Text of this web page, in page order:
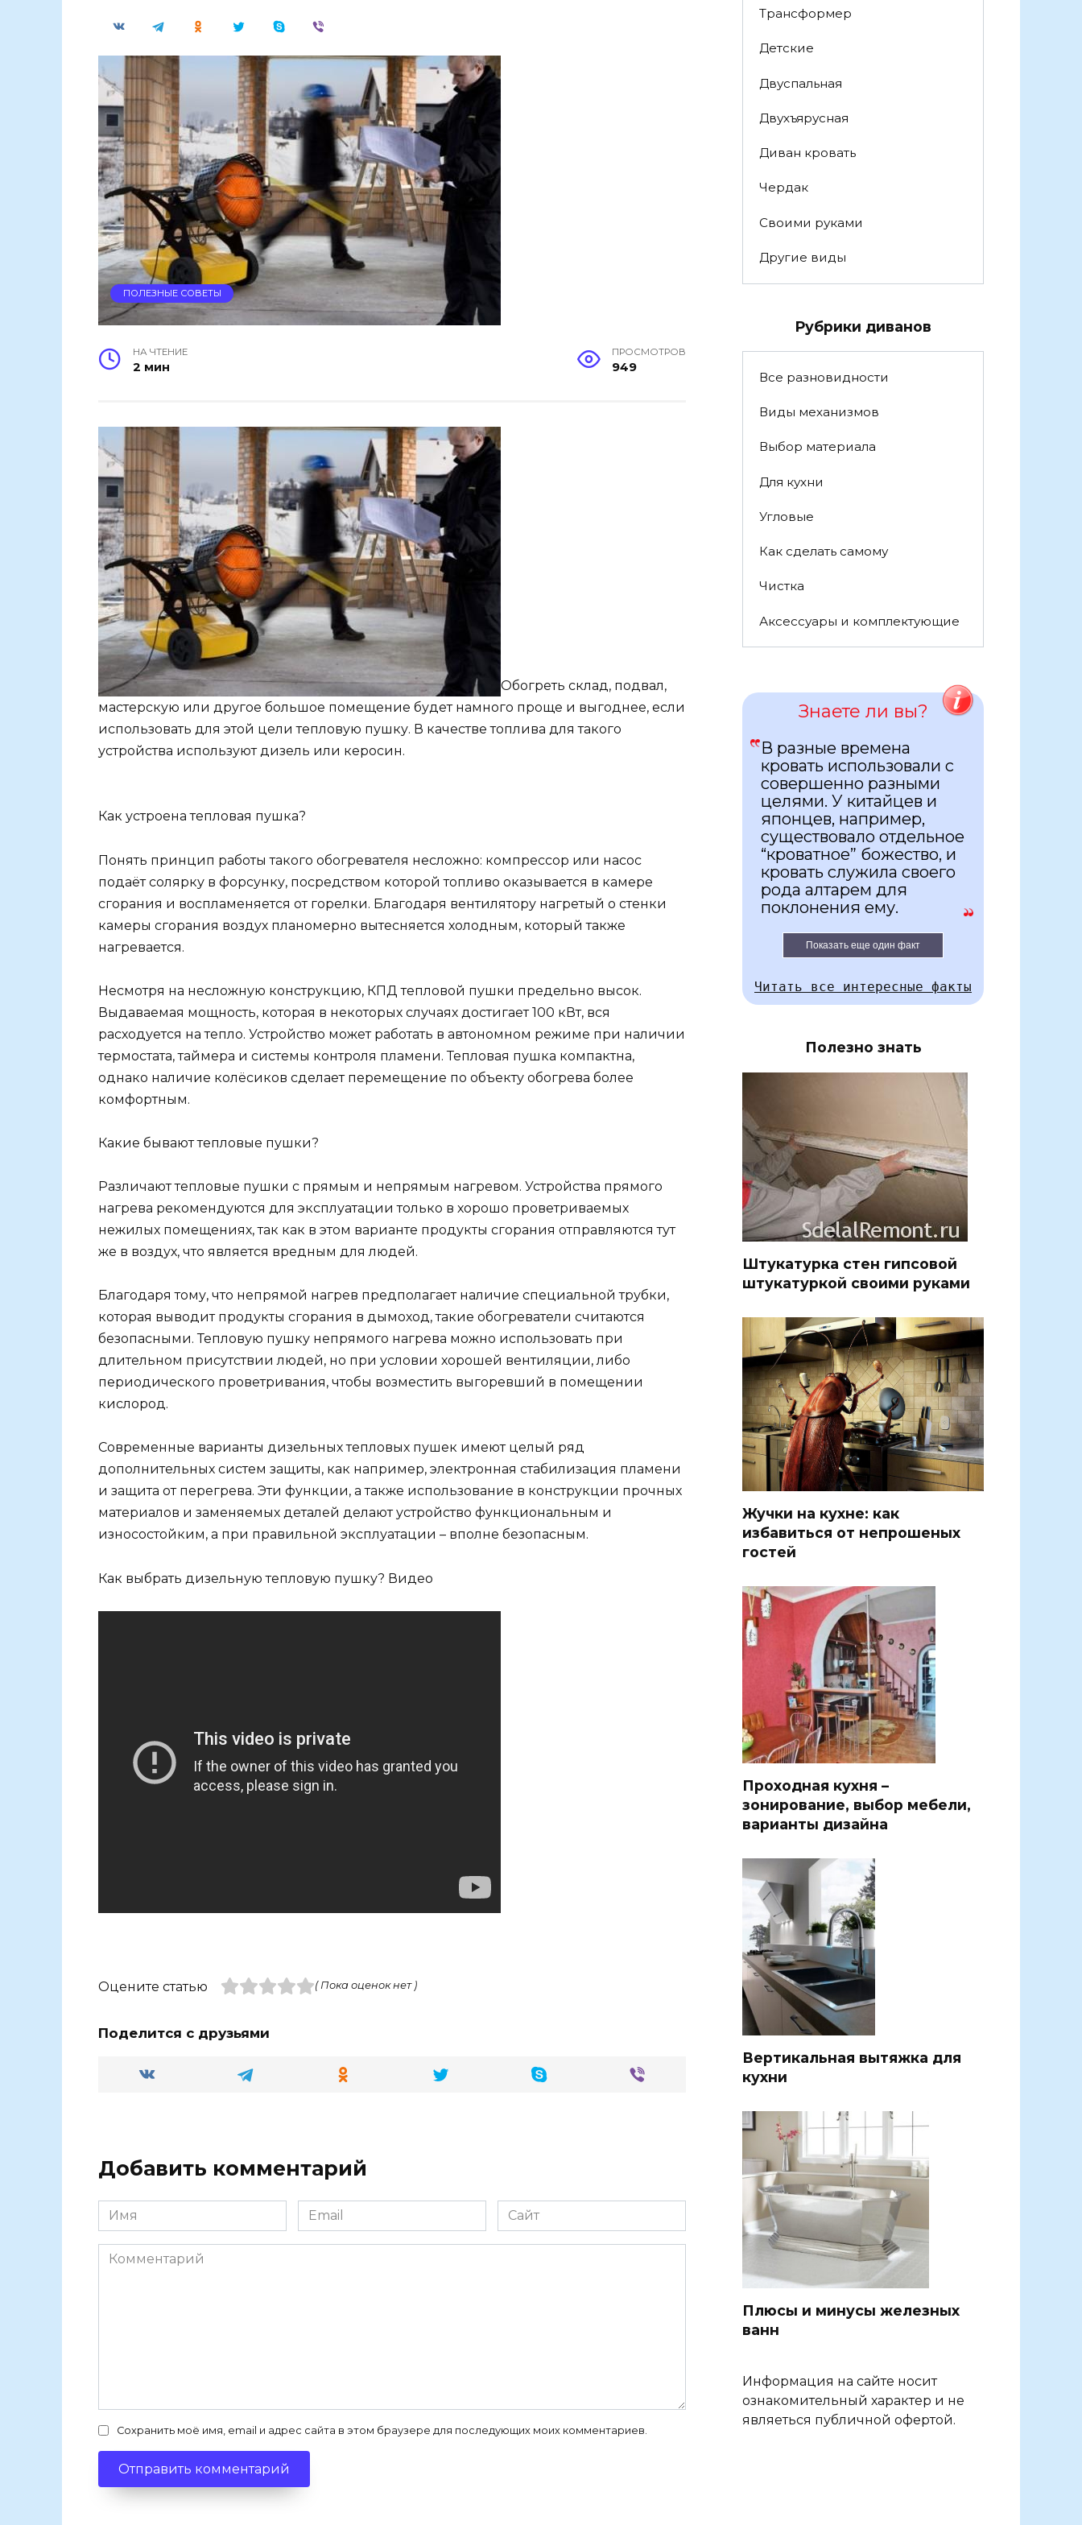
ПОЛЕЗНЫЕ СОВЕТЫ
НА ЧТЕНИЕ
2 мин
ПРОСМОТРОВ
949
Обогреть склад, подвал,
мастерскую или другое большое помещение будет намного проще и выгоднее, если
использовать для этой цели тепловую пушку. В качестве топлива для такого
устройства используют дизель или керосин.
Как устроена тепловая пушка?
Понять принцип работы такого обогревателя несложно: компрессор или насос
подаёт солярку в форсунку, посредством которой топливо оказывается в камере
сгорания и воспламеняется от горелки. Благодаря вентилятору нагретый о стенки
камеры сгорания воздух планомерно вытесняется холодным, который также
нагревается.
Несмотря на несложную конструкцию, КПД тепловой пушки предельно высок.
Выдаваемая мощность, которая в некоторых случаях достигает 100 кВт, вся
расходуется на тепло. Устройство может работать в автономном режиме при наличии
термостата, таймера и системы контроля пламени. Тепловая пушка компактна,
однако наличие колёсиков сделает перемещение по объекту обогрева более
комфортным.
Какие бывают тепловые пушки?
Различают тепловые пушки с прямым и непрямым нагревом. Устройства прямого
нагрева рекомендуются для эксплуатации только в хорошо проветриваемых
нежилых помещениях, так как в этом варианте продукты сгорания отправляются тут
же в воздух, что является вредным для людей.
Благодаря тому, что непрямой нагрев предполагает наличие специальной трубки,
которая выводит продукты сгорания в дымоход, такие обогреватели считаются
безопасными. Тепловую пушку непрямого нагрева можно использовать при
длительном присутствии людей, но при условии хорошей вентиляции, либо
периодического проветривания, чтобы возместить выгоревший в помещении
кислород.
Современные варианты дизельных тепловых пушек имеют целый ряд
дополнительных систем защиты, как например, электронная стабилизация пламени
и защита от перегрева. Эти функции, а также использование в конструкции прочных
материалов и заменяемых деталей делают устройство функциональным и
износостойким, а при правильной эксплуатации – вполне безопасным.
Как выбрать дизельную тепловую пушку? Видео
Оцените статью ( Пока оценок нет )
Поделится с друзьями
Добавить комментарий
Имя Email Сайт
Комментарий
Сохранить моё имя, email и адрес сайта в этом браузере для последующих моих комментариев.
Трансформер
Детские
Двуспальная
Двухъярусная
Диван кровать
Чердак
Своими руками
Другие виды
Рубрики диванов
Все разновидности
Виды механизмов
Выбор материала
Для кухни
Угловые
Как сделать самому
Чистка
Аксессуары и комплектующие
Знаете ли вы?
В разные времена
кровать использовали с
совершенно разными
целями. У китайцев и
японцев, например,
существовало отдельное
“кроватное” божество, и
кровать служила своего
рода алтарем для
поклонения ему.
Показать еще один факт
Читать все интересные факты
Полезно знать
Штукатурка стен гипсовой
штукатуркой своими руками
Жучки на кухне: как
избавиться от непрошеных
гостей
Проходная кухня –
зонирование, выбор мебели,
варианты дизайна
Вертикальная вытяжка для
кухни
Плюсы и минусы железных
ванн
Информация на сайте носит
ознакомительный характер и не
являеться публичной офертой.